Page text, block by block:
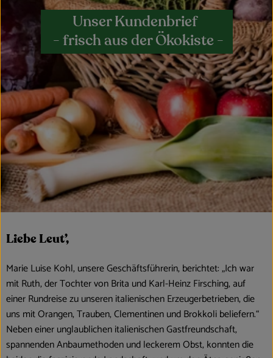
Obst & Gemüse
Kühltheke
Bäckerei
Vorratskammer
Getränke
Kosmetik
Haus, Garten & Co.
Über uns
Blog
Unser Kundenbrief
- frisch aus der Ökokiste -
Liebe Leut’,
Marie Luise Kohl, unsere Geschäftsführerin, berichtet: „Ich war
mit Ruth, der Tochter von Brita und Karl-Heinz Firsching, auf
einer Rundreise zu unseren italienischen Erzeugerbetrieben, die
uns mit Orangen, Trauben, Clementinen und Brokkoli beliefern.“
Neben einer unglaublichen italienischen Gastfreundschaft,
spannenden Anbaumethoden und leckerem Obst, konnten die